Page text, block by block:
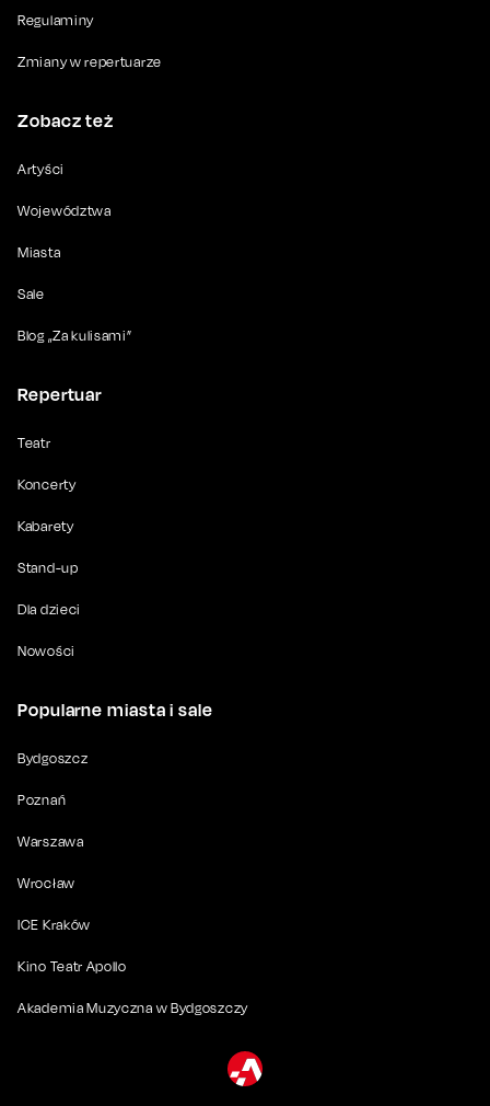
Regulaminy
Zmiany w repertuarze
Zobacz też
Artyści
Województwa
Miasta
Sale
Blog „Za kulisami”
Repertuar
Teatr
Koncerty
Kabarety
Stand-up
Dla dzieci
Nowości
Popularne miasta i sale
Bydgoszcz
Poznań
Warszawa
Wrocław
ICE Kraków
Kino Teatr Apollo
Akademia Muzyczna w Bydgoszczy